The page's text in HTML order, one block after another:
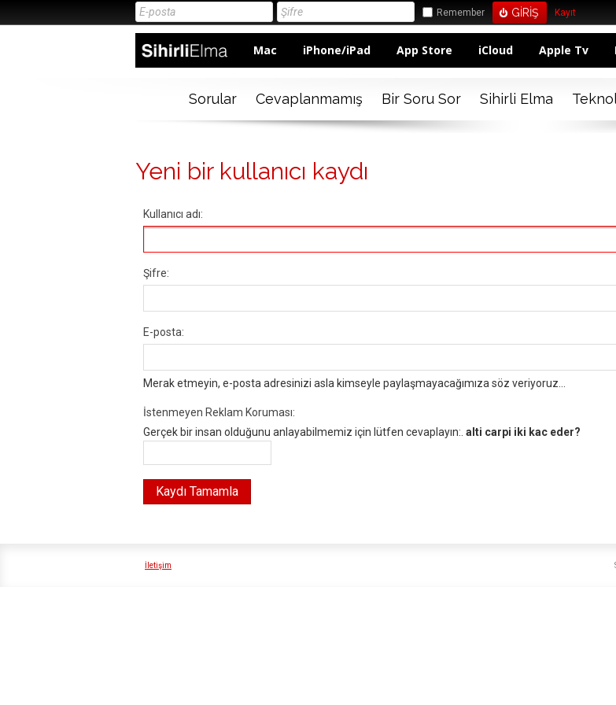
Remember Kayıt
Mac iPhone/iPad App Store iCloud Apple Tv
Sorular Cevaplanmamış Bir Soru Sor Sihirli Elma
Yeni bir kullanıcı kaydı
Kullanıcı adı:
Şifre:
E-posta:
Merak etmeyin, e-posta adresinizi asla kimseyle paylaşmayacağımıza söz veriyoruz...
İstenmeyen Reklam Koruması:
Gerçek bir insan olduğunu anlayabilmemiz için lütfen cevaplayın:. alti carpi iki kac eder?
İletişim